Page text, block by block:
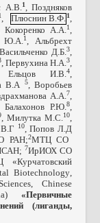
А.В.1, Поздняков
, Плюснин В.Ф.1,
Кокоренко А.А.1,
Ю.А.1, Альбрехт
Васильченко Д.Б.3,
, Первухина Н.А.3,
И.В.4,
В.А 5, Воробьев
А.А.7,
Балахонов Р.Ю.8,
, Милутка М.С.10,
В.Г 10, Попов Л.Д
РАН;2МТЦ СО
7ИрИОХ СО
«Курчатовский
Biotechnology,
,Chinese
)«Первичные
(лиганды,